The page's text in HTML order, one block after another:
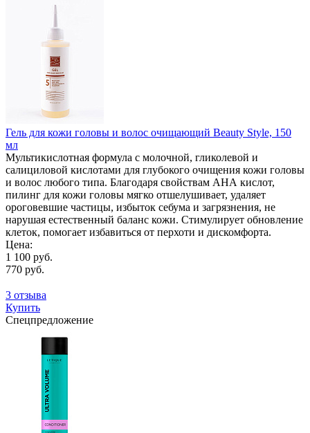
Гель для кожи головы и волос очищающий Beauty Style, 150
мл
Мультикислотная формула с молочной, гликолевой и
салициловой кислотами для глубокого очищения кожи головы
и волос любого типа. Благодаря свойствам АНА кислот,
пилинг для кожи головы мягко отшелушивает, удаляет
ороговевшие частицы, избыток себума и загрязнения, не
нарушая естественный баланс кожи. Стимулирует обновление
клеток, помогает избавиться от перхоти и дискомфорта.
Цена:
1 100 руб.
770 руб.
3 отзыва
Купить
Спецпредложение